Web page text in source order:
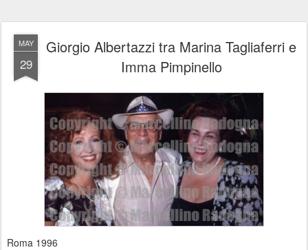
MAY
29
Giorgio Albertazzi tra Marina Tagliaferri e
Imma Pimpinello
Roma 1996